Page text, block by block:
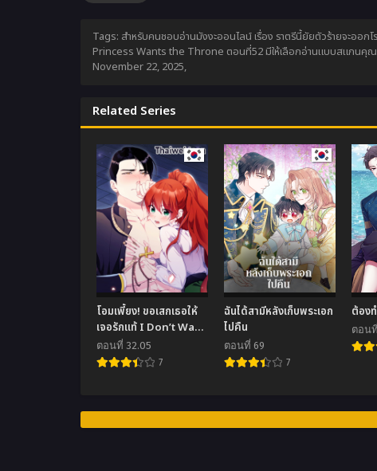
Tags: สำหรับคนชอบอ่านมังงะออนไลน์ เรื่อง ราตรีนี้ยัยตัวร้ายจะอ
Princess Wants the Throne ตอนที่52 มีให้เลือกอ่านแบบสแกนคุ
November 22, 2025,
Related Series
โอมเพี้ยง! ขอเสกเธอให้
เจอรักแท้ I Don’t Want
to Bed You!
ตอนที่ 32.05
7
ฉันได้สามีหลังเก็บพระเอก
ไปคืน
ตอนที่ 69
7
ต้อง
ตอน